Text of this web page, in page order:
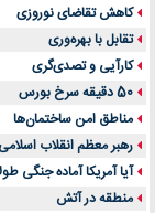
کاهش تقاضای نوروزی
تقابل با بهره‌وری
کارآیی و تصدی‌گری
50 دقیقه سرخ بورس
مناطق امن ساختمان‌ها
رهبر معظم انقلاب
آیا آمریکا آماده جنگی
منطقه در آتش